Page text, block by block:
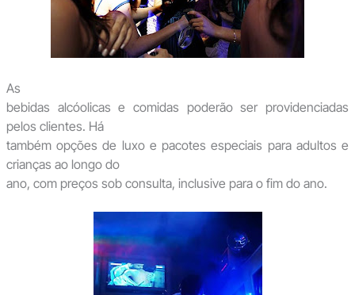
As
bebidas alcóolicas e comidas poderão ser providenciadas
pelos clientes. Há
também opções de luxo e pacotes especiais para adultos e
crianças ao longo do
ano, com preços sob consulta, inclusive para o fim do ano.